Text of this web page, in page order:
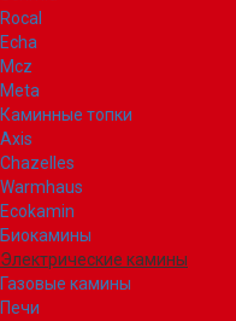
Rocal
Echa
Mcz
Meta
Каминные топки
Axis
Chazelles
Warmhaus
Ecokamin
Биокамины
Электрические камины
Газовые камины
Печи